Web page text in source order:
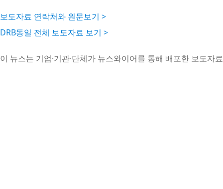
보도자료 연락처와 원문보기 >
DRB동일 전체 보도자료 보기 >
이 뉴스는 기업·기관·단체가 뉴스와이어를 통해 배포한 보도자